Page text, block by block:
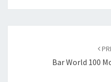
Bar World 100